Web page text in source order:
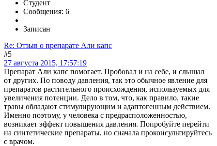
Студент
Сообщения: 6
Записан
Re: Отзыв о препарате Али капс
#5
27 августа 2015, 17:57:19
Препарат Али капс помогает. Пробовал и на себе, и слышал
от других. По поводу давления, так это обычное явление для
препаратов растительного происхождения, используемых для
увеличения потенции. Дело в том, что, как правило, такие
травы обладают стимулирующим и адаптогенным действием.
Именно поэтому, у человека с предрасположенностью,
возникает эффект повышения давления. Попробуйте перейти
на синтетические препараты, но сначала проконсультируйтесь
с врачом.